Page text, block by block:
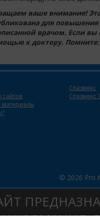
ваше внимание!
для повышения
врачом. Если вы
к доктору.
сайтов
материалы
Спазмекс
Спазмекс
© 2026